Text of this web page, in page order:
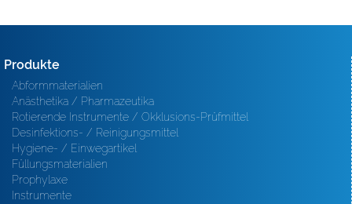
Produkte
Abformmaterialien
Anästhetika / Pharmazeutika
Rotierende Instrumente / Okklusions-Prüfmittel
Desinfektions- / Reinigungsmittel
Hygiene- / Einwegartikel
Füllungsmaterialien
Prophylaxe
Instrumente